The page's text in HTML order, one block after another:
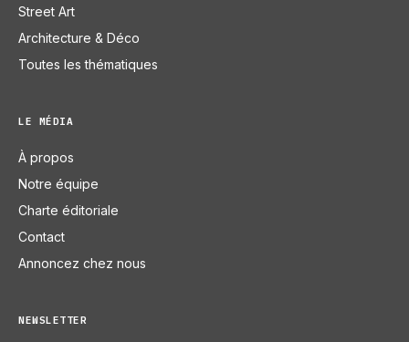
Street Art
Architecture & Déco
Toutes les thématiques
LE MÉDIA
À propos
Notre équipe
Charte éditoriale
Contact
Annoncez chez nous
NEWSLETTER